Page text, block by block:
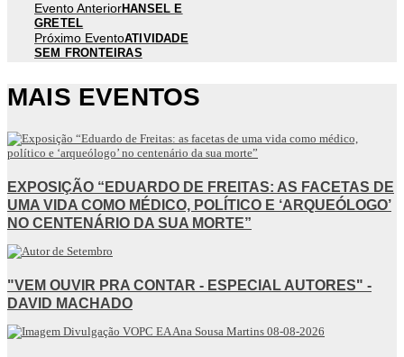
Evento AnteriorHANSEL E
GRETEL
Próximo EventoATIVIDADE
SEM FRONTEIRAS
MAIS EVENTOS
EXPOSIÇÃO “EDUARDO DE FREITAS: AS FACETAS DE
UMA VIDA COMO MÉDICO, POLÍTICO E ‘ARQUEÓLOGO’
NO CENTENÁRIO DA SUA MORTE”
"VEM OUVIR PRA CONTAR - ESPECIAL AUTORES" -
DAVID MACHADO